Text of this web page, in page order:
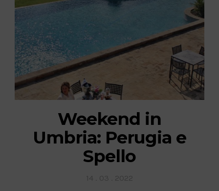
Weekend in
Umbria: Perugia e
Spello